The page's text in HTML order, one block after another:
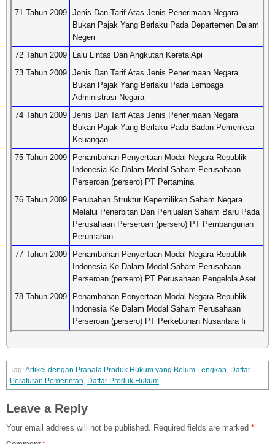
71 Tahun 2009 Jenis Dan Tarif Atas Jenis Penerimaan Negara
Bukan Pajak Yang Berlaku Pada Departemen Dalam
Negeri
72 Tahun 2009
Lalu Lintas Dan Angkutan Kereta Api
73 Tahun 2009 Jenis Dan Tarif Atas Jenis Penerimaan Negara
Bukan Pajak Yang Berlaku Pada Lembaga
Administrasi Negara
74 Tahun 2009 Jenis Dan Tarif Atas Jenis Penerimaan Negara
Bukan Pajak Yang Berlaku Pada Badan Pemeriksa
Keuangan
75 Tahun 2009
Penambahan Penyertaan Modal Negara Republik
Indonesia Ke Dalam Modal Saham Perusahaan
Perseroan (persero) PT Pertamina
76 Tahun 2009
Perubahan Struktur Kepemilikan Saham Negara
Melalui Penerbitan Dan Penjualan Saham Baru Pada
Perusahaan Perseroan (persero) PT Pembangunan
Perumahan
77 Tahun 2009
Penambahan Penyertaan Modal Negara Republik
Indonesia Ke Dalam Modal Saham Perusahaan
Perseroan (persero) PT Perusahaan Pengelola Aset
78 Tahun 2009
Penambahan Penyertaan Modal Negara Republik
Indonesia Ke Dalam Modal Saham Perusahaan
Perseroan (persero) PT Perkebunan Nusantara Ii
Artikel dengan Pranala Produk Hukum yang Belum Lengkap, Daftar
Peraturan Pemerintah, Daftar Produk Hukum
Leave a Reply
Your email address will not be published. Required fields are marked *